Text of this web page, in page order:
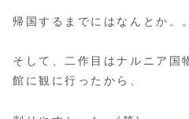
帰国するまでにはなんとか。
そして、二作目はナルニア国
館に観に行ったから、